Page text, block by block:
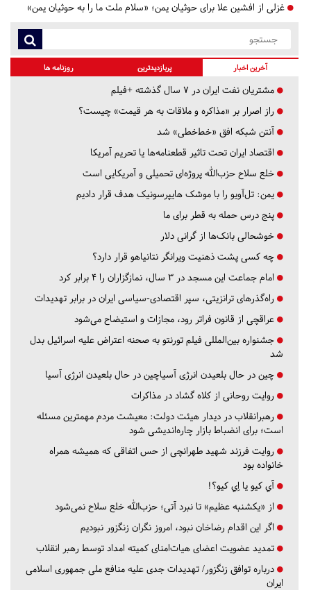
غزلی از افشین علا برای حوثیان یمن؛ «سلام ملت ما را به حوثیان یمن»
آخرین اخبار پربازدیدترین روزنامه ها
مشتریان نفت ایران در ۷ سال گذشته +فیلم
راز اصرار بر «مذاکره و ملاقات به هر قیمت» چیست؟
آنتن شبکه افق «خط‌خطی» شد
اقتصاد ایران تحت تاثیر قطعنامه‌ها یا تحریم‌ آمریکا
خلع سلاح حزب‌الله پروژه‌ای تحمیلی و آمریکایی است
یمن: تل‌آویو را با موشک هایپرسونیک هدف قرار دادیم
پنج درس‌ حمله به قطر برای ما
خوشحالی بانک‌ها از گرانی دلار
چه کسی پشت ذهنیت ویرانگر نتانیاهو قرار دارد؟
امام جماعت این مسجد در ۳ سال، نمازگزاران را ۴ برابر کرد
راه‌گذرهای ترانزیتی، سپر اقتصادی-سیاسی ایران در برابر تهدیدات
عراقچی از قانون فراتر رود، مجازات و استیضاح می‌شود
جشنواره بین‌المللی فیلم تورنتو به صحنه اعتراض علیه اسرائیل بدل
شد
چین در حال بلعیدن انرژی آسیاچین در حال بلعیدن انرژی آسیا
روایت روحانی از کلاه گشاد در مذاکرات
رهبرانقلاب در دیدار هیئت دولت: معیشت مردم مهمترین مسئله
است؛ برای انضباط بازار چاره‌اندیشی شود
روایت فرزند شهید طهرانچی از حس اتفاقی که همیشه همراه
خانواده بود
آي كيو يا اِي كيو؟!
از «یکشنبه عظیم» تا نبرد آتی؛ حزب‌الله خلع سلاح نمی‌شود
اگر این اقدام رضاخان نبود، امروز نگران زنگزور نبودیم
تمدید عضویت اعضای هیات‌امنای کمیته امداد توسط رهبر انقلاب
درباره توافق زنگزور/ تهدیدات جدی علیه منافع ملی جمهوری اسلامی
ایران